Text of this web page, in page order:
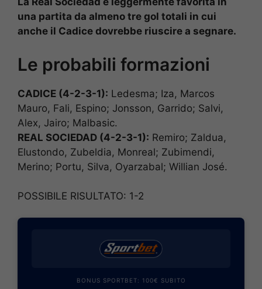
una partita da almeno tre gol totali in cui
anche il Cadice dovrebbe riuscire a segnare.
Le probabili formazioni
CADICE (4-2-3-1): Ledesma; Iza, Marcos
Mauro, Fali, Espino; Jonsson, Garrido; Salvi,
Alex, Jairo; Malbasic.
REAL SOCIEDAD (4-2-3-1): Remiro; Zaldua,
Elustondo, Zubeldia, Monreal; Zubimendi,
Merino; Portu, Silva, Oyarzabal; Willian José.
POSSIBILE RISULTATO: 1-2
BONUS SPORTBET: 100€ SUBITO